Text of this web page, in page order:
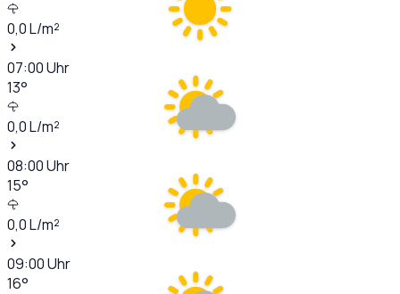
0,0L/m²
07:00Uhr
13°
0,0L/m²
08:00Uhr
15°
0,0L/m²
09:00Uhr
16°